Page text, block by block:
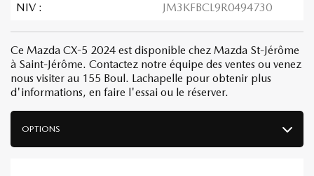
NIV :
JM3KFBCL9R0494730
Ce Mazda CX-5 2024 est disponible chez Mazda St-Jérôme
à Saint-Jérôme. Contactez notre équipe des ventes ou venez
nous visiter au 155 Boul. Lachapelle pour obtenir plus
d'informations, en faire l'essai ou le réserver.
OPTIONS